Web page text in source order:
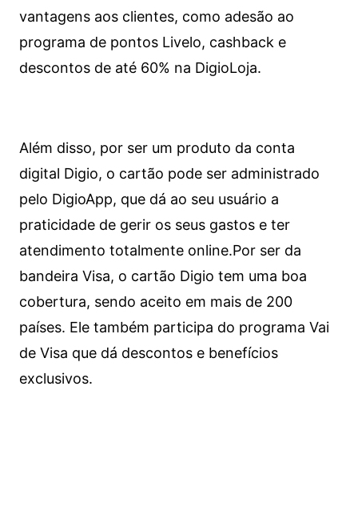
vantagens aos clientes, como adesão ao
programa de pontos Livelo, cashback e
descontos de até 60% na DigioLoja.
Além disso, por ser um produto da conta
digital Digio, o cartão pode ser administrado
pelo DigioApp, que dá ao seu usuário a
praticidade de gerir os seus gastos e ter
atendimento totalmente online.Por ser da
bandeira Visa, o cartão Digio tem uma boa
cobertura, sendo aceito em mais de 200
países. Ele também participa do programa Vai
de Visa que dá descontos e benefícios
exclusivos.